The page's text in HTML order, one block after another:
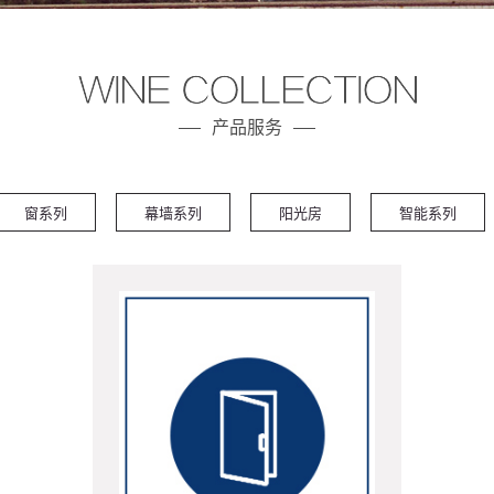
产品服务
窗系列 幕墙系列 阳光房 智能系列